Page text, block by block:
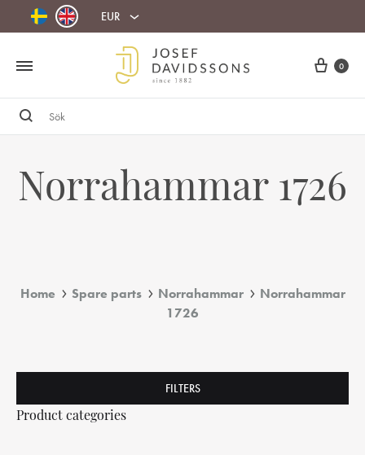
EUR
Cart
0
Sök
Norrahammar 1726
Home Spare parts Norrahammar
Norrahammar
1726
FILTERS
Product categories